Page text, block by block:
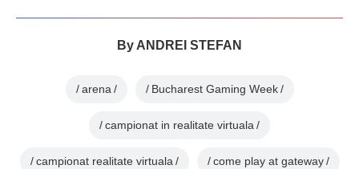
By ANDREI STEFAN
arena Bucharest Gaming Week
campionat in realitate virtuala
campionat realitate virtuala come play at gateway